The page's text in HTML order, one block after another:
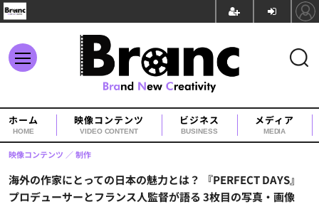
ホーム
HOME
映像コンテンツ
VIDEO CONTENT
ビジネス
BUSINESS
メディア
MEDIA
海外の作家にとっての日本の魅力とは？ 『PERFECT DAYS』
プロデューサーとフランス人監督が語る 3枚目の写真・画像
映像コンテンツ 制作